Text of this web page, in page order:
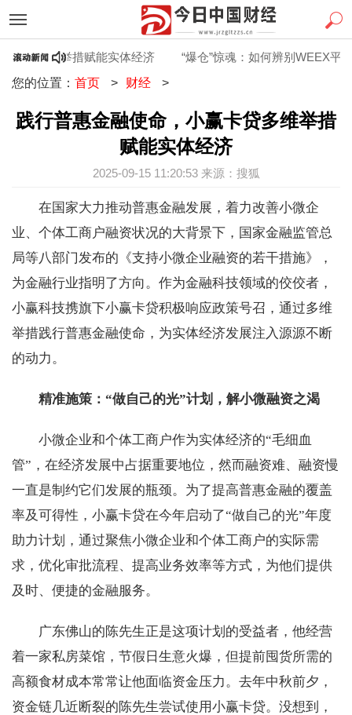
贷多维举措赋能实体经济
“爆仓”惊魂：如何辨别WEEX平台
您的位置： 首页 > 财经 >
践行普惠金融使命，小赢卡贷多维举措
赋能实体经济
2025-09-15 11:20:53 来源：搜狐
在国家大力推动普惠金融发展，着力改善小微企
业、个体工商户融资状况的大背景下，国家金融监管总
局等八部门发布的《支持小微企业融资的若干措施》，
为金融行业指明了方向。作为金融科技领域的佼佼者，
小赢科技携旗下小赢卡贷积极响应政策号召，通过多维
举措践行普惠金融使命，为实体经济发展注入源源不断
的动力。
精准施策：“做自己的光”计划，解小微融资之渴
小微企业和个体工商户作为实体经济的“毛细血
管”，在经济发展中占据重要地位，然而融资难、融资慢
一直是制约它们发展的瓶颈。为了提高普惠金融的覆盖
率及可得性，小赢卡贷在今年启动了“做自己的光”年度
助力计划，通过聚焦小微企业和个体工商户的实际需
求，优化审批流程、提高业务效率等方式，为他们提供
及时、便捷的金融服务。
广东佛山的陈先生正是这项计划的受益者，他经营
着一家私房菜馆，节假日生意火爆，但提前囤货所需的
高额食材成本常常让他面临资金压力。去年中秋前夕，
资金链几近断裂的陈先生尝试使用小赢卡贷。没想到，